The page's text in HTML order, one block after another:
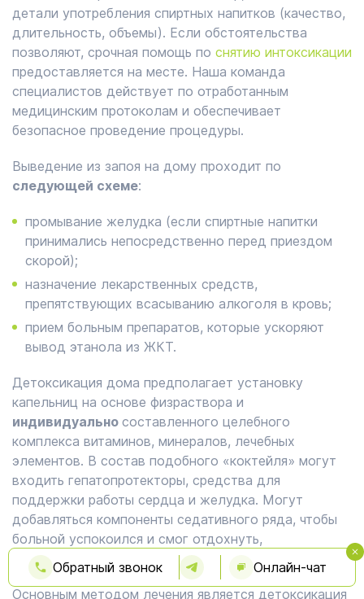
Обратный звонок Онлайн-чат
детали употребления спиртных напитков (качество,
длительность, объемы). Если обстоятельства
позволяют, срочная помощь по снятию интоксикации
предоставляется на месте. Наша команда
специалистов действует по отработанным
медицинским протоколам и обеспечивает
безопасное проведение процедуры.
Выведение из запоя на дому проходит по
следующей схеме:
промывание желудка (если спиртные напитки
принимались непосредственно перед приездом
скорой);
назначение лекарственных средств,
препятствующих всасыванию алкоголя в кровь;
прием больным препаратов, которые ускоряют
вывод этанола из ЖКТ.
Детоксикация дома предполагает установку
капельниц на основе физраствора и
индивидуально составленного целебного
комплекса витаминов, минералов, лечебных
элементов. В состав подобного «коктейля» могут
входить гепатопротекторы, средства для
поддержки работы сердца и желудка. Могут
добавляться компоненты седативного ряда, чтобы
больной успокоился и смог отдохнуть,
восстановить силы.
Основным методом лечения является детоксикация